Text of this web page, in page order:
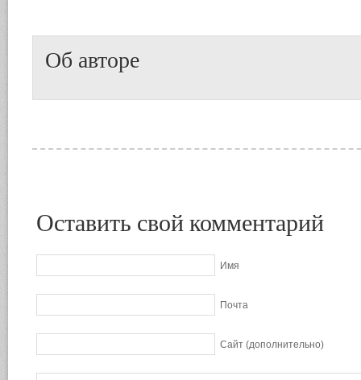
Об авторе
Оставить свой комментарий
Имя
Почта
Сайт (дополнительно)